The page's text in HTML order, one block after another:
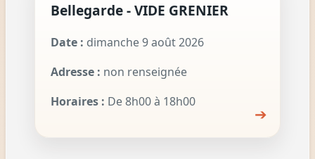
Bellegarde - VIDE GRENIER
Date : dimanche 9 août 2026
Adresse : non renseignée
Horaires : De 8h00 à 18h00
➔